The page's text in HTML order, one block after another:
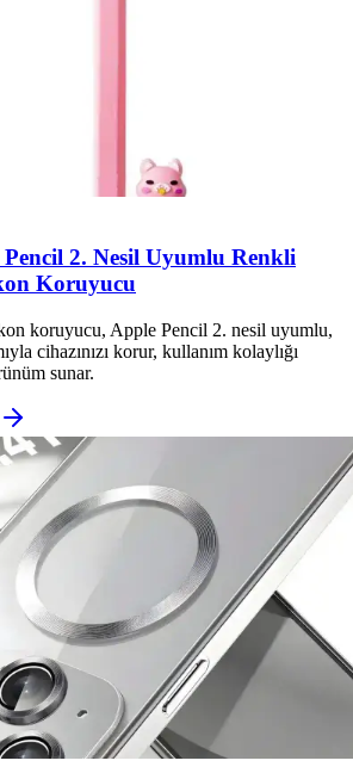
2. Nesil Uyumlu Renkli
Koruyucu
koruyucu, Apple Pencil 2. nesil uyumlu,
cihazınızı korur, kullanım kolaylığı
sunar.